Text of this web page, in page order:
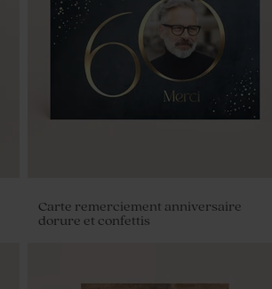
Jeu de dominos en bois fête
Carte remerciement anniversaire
dorure et confettis